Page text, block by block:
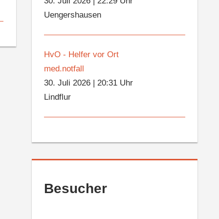
Uengershausen
HvO - Helfer vor Ort
med.notfall
30. Juli 2026 |20:31 Uhr
Lindflur
Besucher